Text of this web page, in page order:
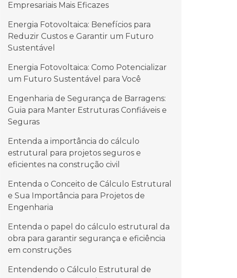
Empresariais Mais Eficazes
Energia Fotovoltaica: Benefícios para
Reduzir Custos e Garantir um Futuro
Sustentável
Energia Fotovoltaica: Como Potencializar
um Futuro Sustentável para Você
Engenharia de Segurança de Barragens:
Guia para Manter Estruturas Confiáveis e
Seguras
Entenda a importância do cálculo
estrutural para projetos seguros e
eficientes na construção civil
Entenda o Conceito de Cálculo Estrutural
e Sua Importância para Projetos de
Engenharia
Entenda o papel do cálculo estrutural da
obra para garantir segurança e eficiência
em construções
Entendendo o Cálculo Estrutural de